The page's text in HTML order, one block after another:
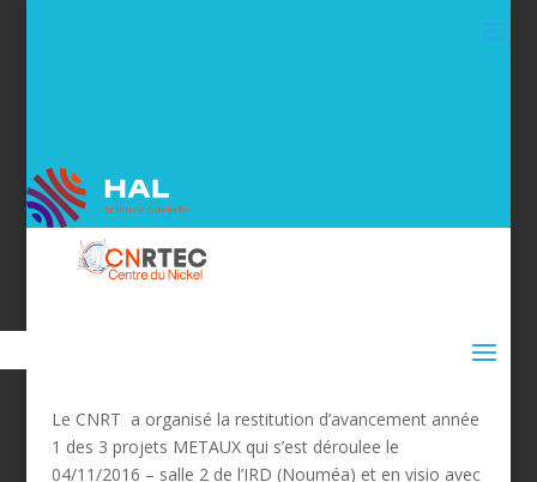
Le CNRT a organisé la restitution d’avancement année
1 des 3 projets METAUX qui s’est déroulee le
04/11/2016 – salle 2 de l’IRD (Nouméa) et en visio avec